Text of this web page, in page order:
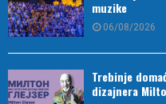
muzike
06/08/2026
Trebinje
dizajnera